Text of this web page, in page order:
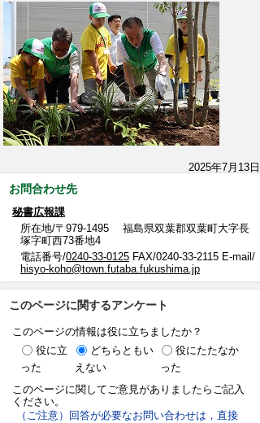
2025年7月13日
お問合わせ先
秘書広報課
所在地/〒979-1495 福島県双葉郡双葉町大字長
塚字町西73番地4
電話番号/0240-33-0125 FAX/0240-33-2115 E-mail/
hisyo-koho@town.futaba.fukushima.jp
このページに関するアンケート
このページの情報は役に立ちましたか？
役に立
った
どちらともい
えない
役にたたなか
った
このページに関してご意見がありましたらご記入
ください。
（ご注意）回答が必要なお問い合わせは，直接